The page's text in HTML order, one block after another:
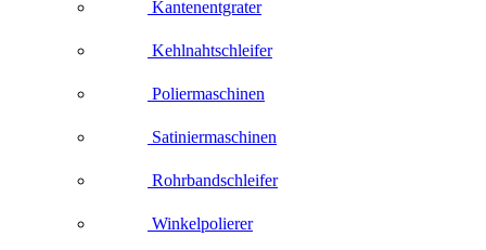
Kantenentgrater
Kehlnahtschleifer
Poliermaschinen
Satiniermaschinen
Rohrbandschleifer
Winkelpolierer